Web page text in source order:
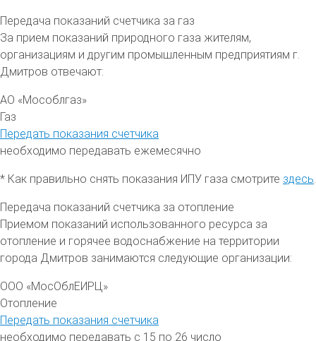
Передача показаний счетчика за газ
За прием показаний природного газа жителям,
организациям и другим промышленным предприятиям г.
Дмитров отвечают:
АО «Мособлгаз»
Газ
Передать показания счетчика
необходимо передавать ежемесячно
* Как правильно снять показания ИПУ газа смотрите здесь
Передача показаний счетчика за отопление
Приемом показаний использованного ресурса за
отопление и горячее водоснабжение на территории
города Дмитров занимаются следующие организации:
ООО «МосОблЕИРЦ»
Отопление
Передать показания счетчика
необходимо передавать с 15 по 26 число